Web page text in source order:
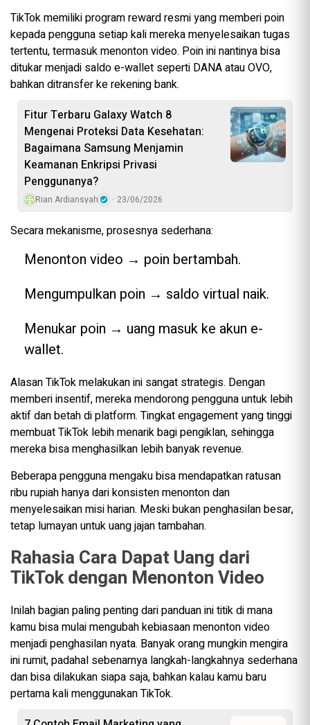
TikTok memiliki program reward resmi yang memberi poin
kepada pengguna setiap kali mereka menyelesaikan tugas
tertentu, termasuk menonton video. Poin ini nantinya bisa
ditukar menjadi saldo e-wallet seperti DANA atau OVO,
bahkan ditransfer ke rekening bank.
Fitur Terbaru Galaxy Watch 8
Mengenai Proteksi Data Kesehatan:
Bagaimana Samsung Menjamin
Keamanan Enkripsi Privasi
Penggunanya?
Rian Ardiansyah 23/06/2026
Secara mekanisme, prosesnya sederhana:
Menonton video → poin bertambah.
Mengumpulkan poin → saldo virtual naik.
Menukar poin → uang masuk ke akun e-
wallet.
Alasan TikTok melakukan ini sangat strategis. Dengan
memberi insentif, mereka mendorong pengguna untuk lebih
aktif dan betah di platform. Tingkat engagement yang tinggi
membuat TikTok lebih menarik bagi pengiklan, sehingga
mereka bisa menghasilkan lebih banyak revenue.
Beberapa pengguna mengaku bisa mendapatkan ratusan
ribu rupiah hanya dari konsisten menonton dan
menyelesaikan misi harian. Meski bukan penghasilan besar,
tetap lumayan untuk uang jajan tambahan.
Rahasia Cara Dapat Uang dari
TikTok dengan Menonton Video
Inilah bagian paling penting dari panduan ini titik di mana
kamu bisa mulai mengubah kebiasaan menonton video
menjadi penghasilan nyata. Banyak orang mungkin mengira
ini rumit, padahal sebenarnya langkah-langkahnya sederhana
dan bisa dilakukan siapa saja, bahkan kalau kamu baru
pertama kali menggunakan TikTok.